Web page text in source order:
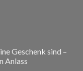
Geschenk sind –
Anlass